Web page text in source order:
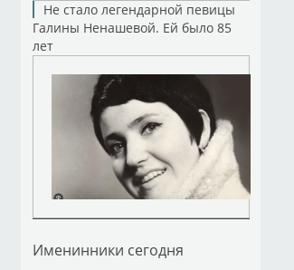
Не стало легендарной певицы
Галины Ненашевой. Ей было 85
лет
Именинники сегодня